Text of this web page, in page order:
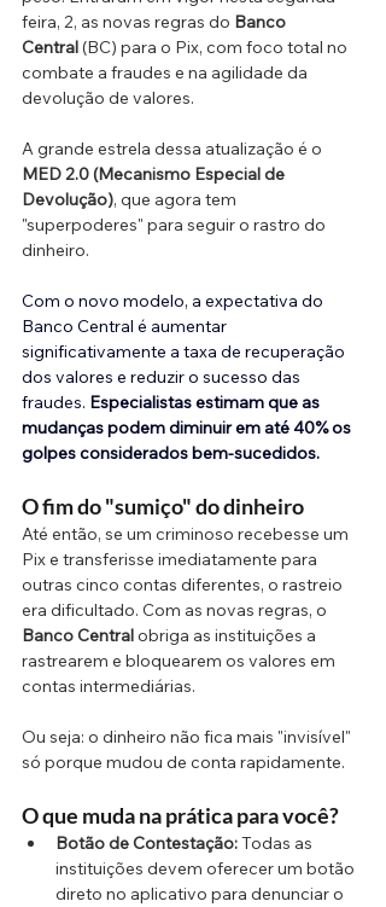
feira, 2, as novas regras do Banco
Central (BC) para o Pix, com foco total no
combate a fraudes e na agilidade da
devolução de valores.
A grande estrela dessa atualização é o
MED 2.0(Mecanismo Especial de
Devolução), que agora tem
"superpoderes" para seguir o rastro do
dinheiro.
Com o novo modelo, a expectativa do
Banco Central é aumentar
significativamente a taxa de recuperação
dos valores e reduzir o sucesso das
fraudes. Especialistas estimam que as
mudanças podem diminuir em até 40% os
golpes considerados bem-sucedidos.
O fim do "sumiço" do dinheiro
Até então, se um criminoso recebesse um
Pix e transferisse imediatamente para
outras cinco contas diferentes, o rastreio
era dificultado. Com as novas regras, o
Banco Central obriga as instituições a
rastrearem e bloquearem os valores em
contas intermediárias.
Ou seja: o dinheiro não fica mais "invisível"
só porque mudou de conta rapidamente.
O que muda na prática para você?
Botão de Contestação: Todas as
instituições devem oferecer um botão
direto no aplicativo para denunciar o